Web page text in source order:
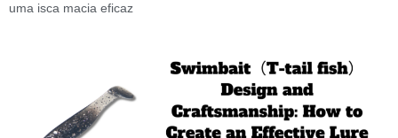
uma isca macia eficaz